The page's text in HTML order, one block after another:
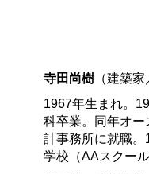
寺田尚樹 （建築
1967年生まれ。
科卒業。同年オ
計事務所に就職
学校（AAスクー